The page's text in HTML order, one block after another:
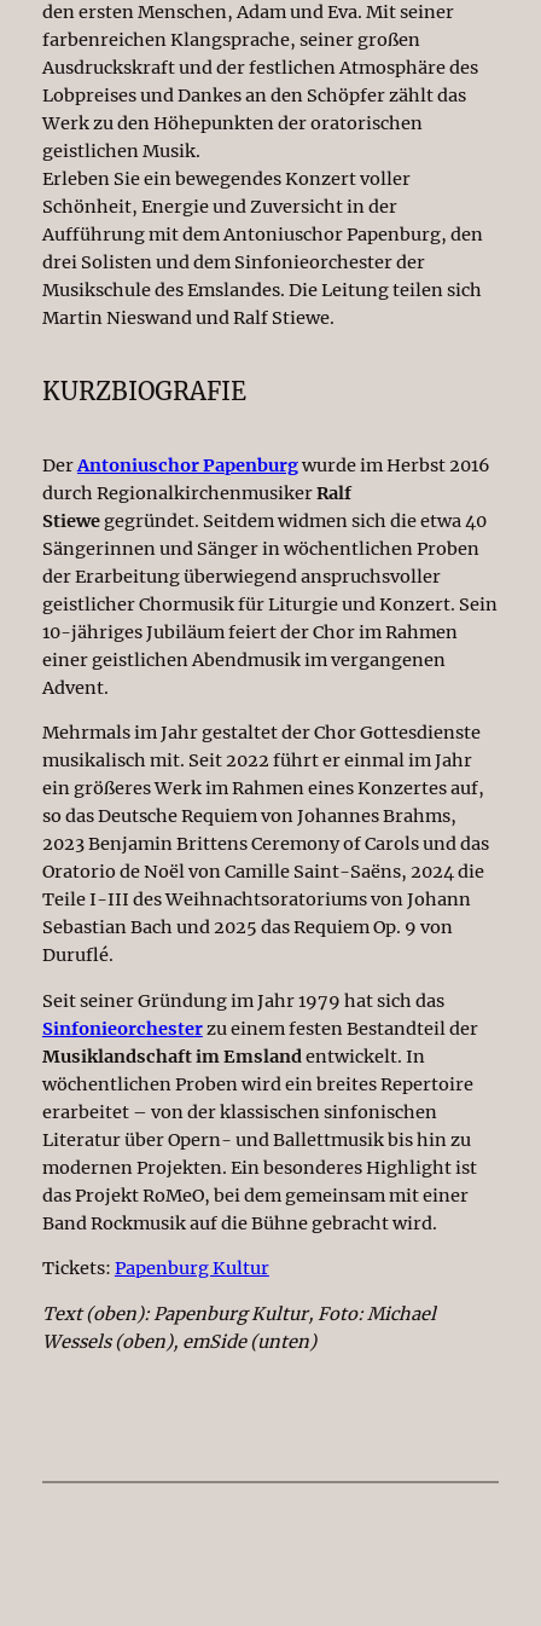
den ersten Menschen, Adam und Eva. Mit seiner
farbenreichen Klangsprache, seiner großen
Ausdruckskraft und der festlichen Atmosphäre des
Lobpreises und Dankes an den Schöpfer zählt das
Werk zu den Höhepunkten der oratorischen
geistlichen Musik.
Erleben Sie ein bewegendes Konzert voller
Schönheit, Energie und Zuversicht in der
Aufführung mit dem Antoniuschor Papenburg, den
drei Solisten und dem Sinfonieorchester der
Musikschule des Emslandes. Die Leitung teilen sich
Martin Nieswand und Ralf Stiewe.
KURZBIOGRAFIE
DerAntoniuschor Papenburgwurde im Herbst 2016
durch RegionalkirchenmusikerRalf
Stiewegegründet. Seitdem widmen sich die etwa 40
Sängerinnen und Sänger in wöchentlichen Proben
der Erarbeitung überwiegend anspruchsvoller
geistlicher Chormusik für Liturgie und Konzert. Sein
10-jähriges Jubiläum feiert der Chor im Rahmen
einer geistlichen Abendmusik im vergangenen
Advent.
Mehrmals im Jahr gestaltet der Chor Gottesdienste
musikalisch mit. Seit 2022 führt er einmal im Jahr
ein größeres Werk im Rahmen eines Konzertes auf,
so das Deutsche Requiem von Johannes Brahms,
2023 Benjamin Brittens Ceremony of Carols und das
Oratorio de Noël von Camille Saint-Saëns, 2024 die
Teile I-III des Weihnachtsoratoriums von Johann
Sebastian Bach und 2025 das Requiem Op. 9 von
Duruflé.
Seit seiner Gründung im Jahr 1979 hat sich das
Sinfonieorchesterzu einem festen Bestandteil der
Musiklandschaft im Emslandentwickelt. In
wöchentlichen Proben wird ein breites Repertoire
erarbeitet – von der klassischen sinfonischen
Literatur über Opern- und Ballettmusik bis hin zu
modernen Projekten. Ein besonderes Highlight ist
das Projekt RoMeO, bei dem gemeinsam mit einer
Band Rockmusik auf die Bühne gebracht wird.
Tickets: Papenburg Kultur
Text (oben): Papenburg Kultur, Foto: Michael
Wessels (oben), emSide (unten)